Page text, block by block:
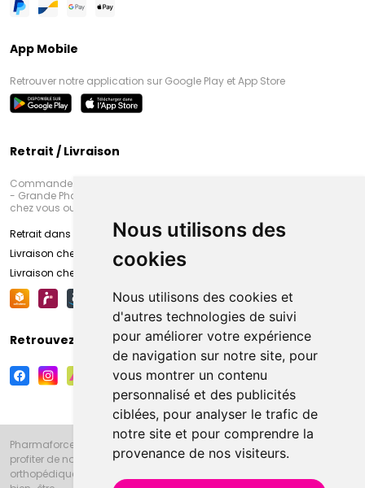
Nous utilisons des
cookies
Nous utilisons des cookies et
d'autres technologies de suivi
pour améliorer votre expérience
de navigation sur notre site, pour
vous montrer un contenu
personnalisé et des publicités
ciblées, pour analyser le trafic de
notre site et pour comprendre la
provenance de nos visiteurs.
App Mobile
Retrouver notre application sur Google Play et App Store
Retrait / Livraison
Commandez en ligne et venez chercher votre commande à Amiens
- Grande Pharmacie d’Amiens (Fachon) ou recevez-là rapidement
chez vous ou en point retrait
Retrait dans la pharmacie d’Amiens
Livraison chez vous
Livraison chez votre commerçant
Retrouvez-nous sur vos réseaux sociaux
Pharmaforce.fr et la Grande Pharmacie d’Amiens vous souhaitent de
profiter de notre accueil, de nos conseils pharmaceutiques,
orthopédiques, homéopathiques, parapharmaceutiques, beauté et